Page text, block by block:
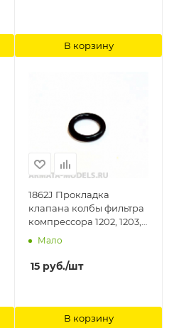
В корзину
1862J Прокладка
клапана колбы фильтра
компрессора 1202, 1203,
1205, 1206, 1208, 1222, 1223,
Мало
15 руб./шт
В корзину